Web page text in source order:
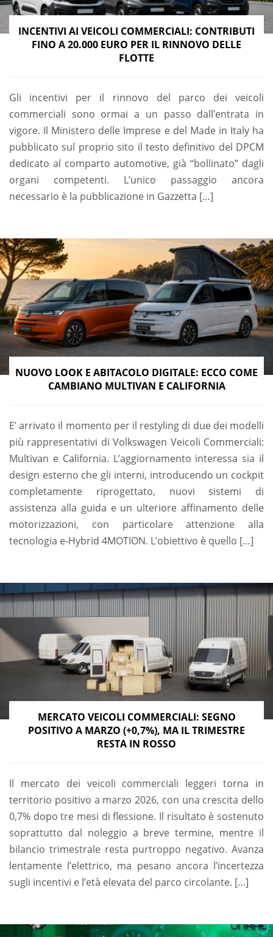
INCENTIVI AI VEICOLI COMMERCIALI: CONTRIBUTI
FINO A 20.000 EURO PER IL RINNOVO DELLE
FLOTTE
Gli incentivi per il rinnovo del parco dei veicoli
commerciali sono ormai a un passo dall’entrata in
vigore. Il Ministero delle Imprese e del Made in Italy ha
pubblicato sul proprio sito il testo definitivo del DPCM
dedicato al comparto automotive, già “bollinato” dagli
organi competenti. L’unico passaggio ancora
necessario è la pubblicazione in Gazzetta […]
NUOVO LOOK E ABITACOLO DIGITALE: ECCO COME
CAMBIANO MULTIVAN E CALIFORNIA
E’ arrivato il momento per il restyling di due dei modelli
più rappresentativi di Volkswagen Veicoli Commerciali:
Multivan e California. L’aggiornamento interessa sia il
design esterno che gli interni, introducendo un cockpit
completamente riprogettato, nuovi sistemi di
assistenza alla guida e un ulteriore affinamento delle
motorizzazioni, con particolare attenzione alla
tecnologia e-Hybrid 4MOTION. L’obiettivo è quello […]
MERCATO VEICOLI COMMERCIALI: SEGNO
POSITIVO A MARZO (+0,7%), MA IL TRIMESTRE
RESTA IN ROSSO
Il mercato dei veicoli commerciali leggeri torna in
territorio positivo a marzo 2026, con una crescita dello
0,7% dopo tre mesi di flessione. Il risultato è sostenuto
soprattutto dal noleggio a breve termine, mentre il
bilancio trimestrale resta purtroppo negativo. Avanza
lentamente l’elettrico, ma pesano ancora l’incertezza
sugli incentivi e l’età elevata del parco circolante. […]